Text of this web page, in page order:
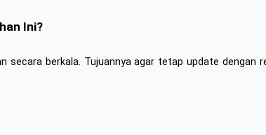
Ini?
secara berkala. Tujuannya agar tetap update dengan